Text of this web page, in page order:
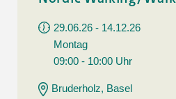
29.06.26 - 14.12.26
Montag
09:00 - 10:00 Uhr
Bruderholz, Basel